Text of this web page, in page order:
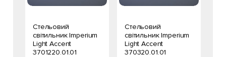
Стельовий
світильник Imperium
Light Accent
3701220.01.01
Стельовий
світильник Imperium
Light Accent
370320.01.01